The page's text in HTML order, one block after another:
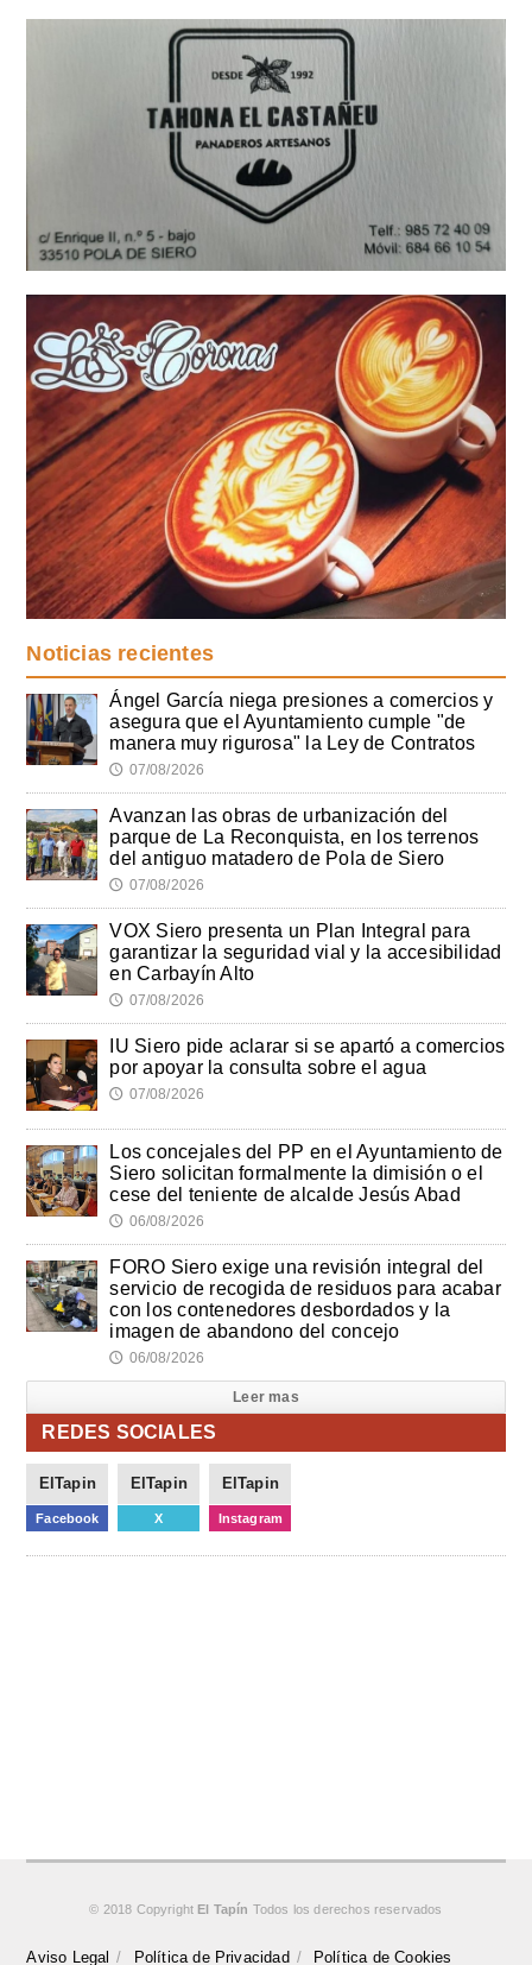
Noticias recientes
Ángel García niega presiones a comercios y
asegura que el Ayuntamiento cumple "de
manera muy rigurosa" la Ley de Contratos
🕔 07/08/2026
Avanzan las obras de urbanización del
parque de La Reconquista, en los terrenos
del antiguo matadero de Pola de Siero
🕔 07/08/2026
VOX Siero presenta un Plan Integral para
garantizar la seguridad vial y la accesibilidad
en Carbayín Alto
🕔 07/08/2026
IU Siero pide aclarar si se apartó a comercios
por apoyar la consulta sobre el agua
🕔 07/08/2026
Los concejales del PP en el Ayuntamiento de
Siero solicitan formalmente la dimisión o el
cese del teniente de alcalde Jesús Abad
🕔 06/08/2026
FORO Siero exige una revisión integral del
servicio de recogida de residuos para acabar
con los contenedores desbordados y la
imagen de abandono del concejo
🕔 06/08/2026
Leer mas
REDES SOCIALES
ElTapin
Facebook
ElTapin
X
ElTapin
Instagram
© 2018 Copyright El Tapín Todos los derechos reservados
Aviso Legal Política de Privacidad Política de Cookies